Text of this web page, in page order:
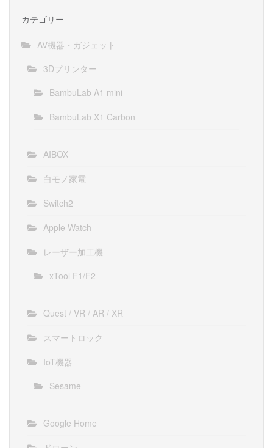
カテゴリー
AV機器・ガジェット
3Dプリンター
BambuLab A1 mini
BambuLab X1 Carbon
AIBOX
白モノ家電
Switch2
Apple Watch
レーザー加工機
xTool F1/F2
Quest / VR / AR / XR
スマートロック
IoT機器
Sesame
Google Home